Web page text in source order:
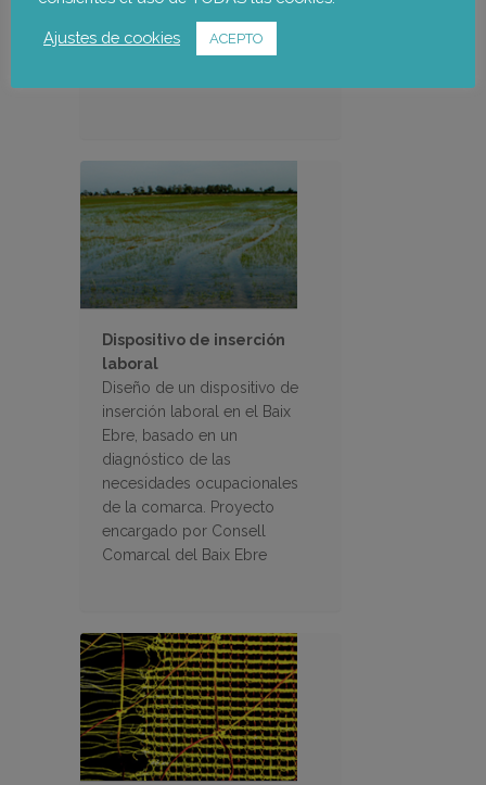
economía social en el
Dispositivo de inserción
laboral
Diseño de un dispositivo de
inserción laboral en el Baix
Ebre, basado en un
diagnóstico de las
necesidades ocupacionales
de la comarca. Proyecto
encargado por Consell
Comarcal del Baix Ebre
Ajustes de cookies ACEPTO